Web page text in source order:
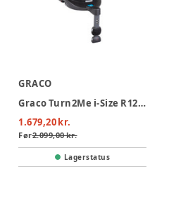
GRACO
Graco Turn2Me i-Size R129 Autostol - Midnight
1.679,20 kr.
Før2.099,00 kr.
Lagerstatus